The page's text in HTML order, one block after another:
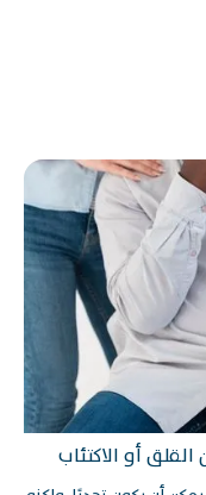
أو الاكتئاب